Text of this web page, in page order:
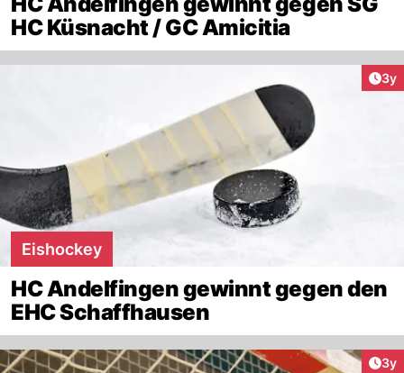
HC Küsnacht / GC Amicitia
3y
Eishockey
HC Andelfingen gewinnt gegen den
EHC Schaffhausen
3y